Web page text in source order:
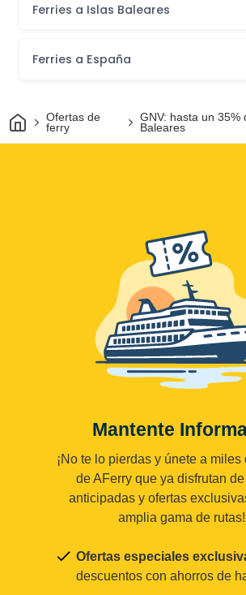
Ferries a Islas Baleares
Ferries a España
InicioOfertas de
ferry
GNV: hasta un 35%
Baleares
Mantente
¡No te lo pierdas y únete a miles
de AFerry que ya disfrutan
anticipadas y ofertas
amplia gama de rutas!
Ofertas especiales
descuentos con ahorros de